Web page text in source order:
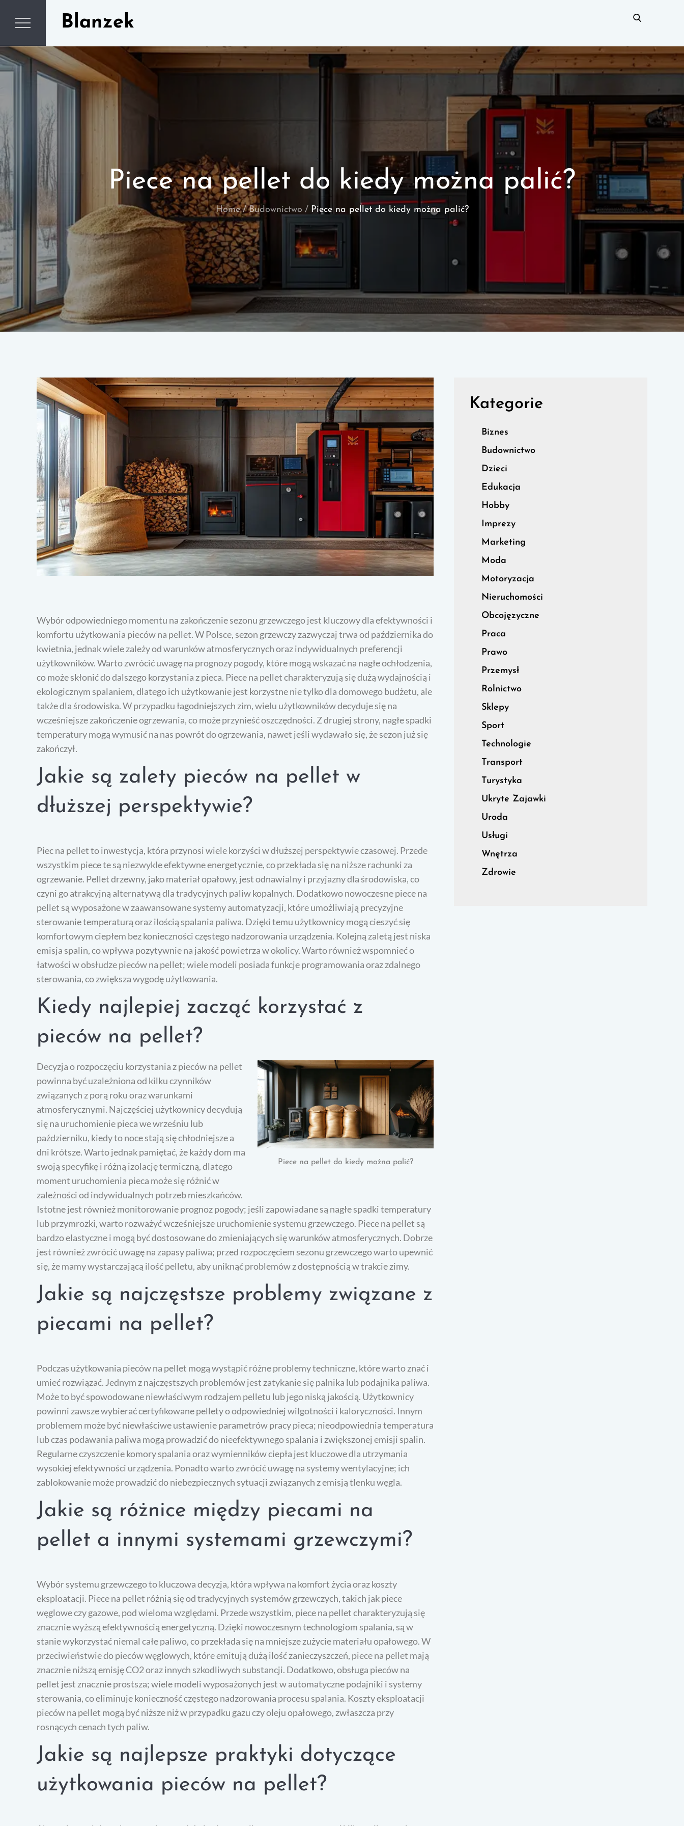
Blanzek
Piece na pellet do kiedy można palić?
Home Budownictwo Piece na pellet do kiedy można palić?
Wybór odpowiedniego momentu na zakończenie sezonu grzewczego jest kluczowy dla efektywności i
komfortu użytkowania pieców na pellet. W Polsce, sezon grzewczy zazwyczaj trwa od października do
kwietnia, jednak wiele zależy od warunków atmosferycznych oraz indywidualnych preferencji
użytkowników. Warto zwrócić uwagę na prognozy pogody, które mogą wskazać na nagłe ochłodzenia,
co może skłonić do dalszego korzystania z pieca. Piece na pellet charakteryzują się dużą wydajnością i
ekologicznym spalaniem, dlatego ich użytkowanie jest korzystne nie tylko dla domowego budżetu, ale
także dla środowiska. W przypadku łagodniejszych zim, wielu użytkowników decyduje się na
wcześniejsze zakończenie ogrzewania, co może przynieść oszczędności. Z drugiej strony, nagłe spadki
temperatury mogą wymusić na nas powrót do ogrzewania, nawet jeśli wydawało się, że sezon już się
zakończył.
Jakie są zalety pieców na pellet w
dłuższej perspektywie?
Piec na pellet to inwestycja, która przynosi wiele korzyści w dłuższej perspektywie czasowej. Przede
wszystkim piece te są niezwykle efektywne energetycznie, co przekłada się na niższe rachunki za
ogrzewanie. Pellet drzewny, jako materiał opałowy, jest odnawialny i przyjazny dla środowiska, co
czyni go atrakcyjną alternatywą dla tradycyjnych paliw kopalnych. Dodatkowo nowoczesne piece na
pellet są wyposażone w zaawansowane systemy automatyzacji, które umożliwiają precyzyjne
sterowanie temperaturą oraz ilością spalania paliwa. Dzięki temu użytkownicy mogą cieszyć się
komfortowym ciepłem bez konieczności częstego nadzorowania urządzenia. Kolejną zaletą jest niska
emisja spalin, co wpływa pozytywnie na jakość powietrza w okolicy. Warto również wspomnieć o
łatwości w obsłudze pieców na pellet; wiele modeli posiada funkcje programowania oraz zdalnego
sterowania, co zwiększa wygodę użytkowania.
Kiedy najlepiej zacząć korzystać z
pieców na pellet?
Piece na pellet do kiedy można palić?
Decyzja o rozpoczęciu korzystania z pieców na pellet
powinna być uzależniona od kilku czynników
związanych z porą roku oraz warunkami
atmosferycznymi. Najczęściej użytkownicy decydują
się na uruchomienie pieca we wrześniu lub
październiku, kiedy to noce stają się chłodniejsze a
dni krótsze. Warto jednak pamiętać, że każdy dom ma
swoją specyfikę i różną izolację termiczną, dlatego
moment uruchomienia pieca może się różnić w
zależności od indywidualnych potrzeb mieszkańców.
Istotne jest również monitorowanie prognoz pogody; jeśli zapowiadane są nagłe spadki temperatury
lub przymrozki, warto rozważyć wcześniejsze uruchomienie systemu grzewczego. Piece na pellet są
bardzo elastyczne i mogą być dostosowane do zmieniających się warunków atmosferycznych. Dobrze
jest również zwrócić uwagę na zapasy paliwa; przed rozpoczęciem sezonu grzewczego warto upewnić
się, że mamy wystarczającą ilość pelletu, aby uniknąć problemów z dostępnością w trakcie zimy.
Jakie są najczęstsze problemy związane z
piecami na pellet?
Podczas użytkowania pieców na pellet mogą wystąpić różne problemy techniczne, które warto znać i
umieć rozwiązać. Jednym z najczęstszych problemów jest zatykanie się palnika lub podajnika paliwa.
Może to być spowodowane niewłaściwym rodzajem pelletu lub jego niską jakością. Użytkownicy
powinni zawsze wybierać certyfikowane pellety o odpowiedniej wilgotności i kaloryczności. Innym
problemem może być niewłaściwe ustawienie parametrów pracy pieca; nieodpowiednia temperatura
lub czas podawania paliwa mogą prowadzić do nieefektywnego spalania i zwiększonej emisji spalin.
Regularne czyszczenie komory spalania oraz wymienników ciepła jest kluczowe dla utrzymania
wysokiej efektywności urządzenia. Ponadto warto zwrócić uwagę na systemy wentylacyjne; ich
zablokowanie może prowadzić do niebezpiecznych sytuacji związanych z emisją tlenku węgla.
Jakie są różnice między piecami na
pellet a innymi systemami grzewczymi?
Wybór systemu grzewczego to kluczowa decyzja, która wpływa na komfort życia oraz koszty
eksploatacji. Piece na pellet różnią się od tradycyjnych systemów grzewczych, takich jak piece
węglowe czy gazowe, pod wieloma względami. Przede wszystkim, piece na pellet charakteryzują się
znacznie wyższą efektywnością energetyczną. Dzięki nowoczesnym technologiom spalania, są w
stanie wykorzystać niemal całe paliwo, co przekłada się na mniejsze zużycie materiału opałowego. W
przeciwieństwie do pieców węglowych, które emitują dużą ilość zanieczyszczeń, piece na pellet mają
znacznie niższą emisję CO2 oraz innych szkodliwych substancji. Dodatkowo, obsługa pieców na
pellet jest znacznie prostsza; wiele modeli wyposażonych jest w automatyczne podajniki i systemy
sterowania, co eliminuje konieczność częstego nadzorowania procesu spalania. Koszty eksploatacji
pieców na pellet mogą być niższe niż w przypadku gazu czy oleju opałowego, zwłaszcza przy
rosnących cenach tych paliw.
Jakie są najlepsze praktyki dotyczące
użytkowania pieców na pellet?
Kategorie
Biznes
Budownictwo
Dzieci
Edukacja
Hobby
Imprezy
Marketing
Moda
Motoryzacja
Nieruchomości
Obcojęzyczne
Praca
Prawo
Przemysł
Rolnictwo
Sklepy
Sport
Technologie
Transport
Turystyka
Ukryte Zajawki
Uroda
Usługi
Wnętrza
Zdrowie